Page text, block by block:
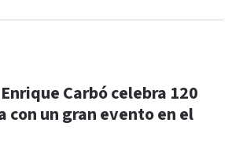
Carbó celebra 120
con un gran evento en el